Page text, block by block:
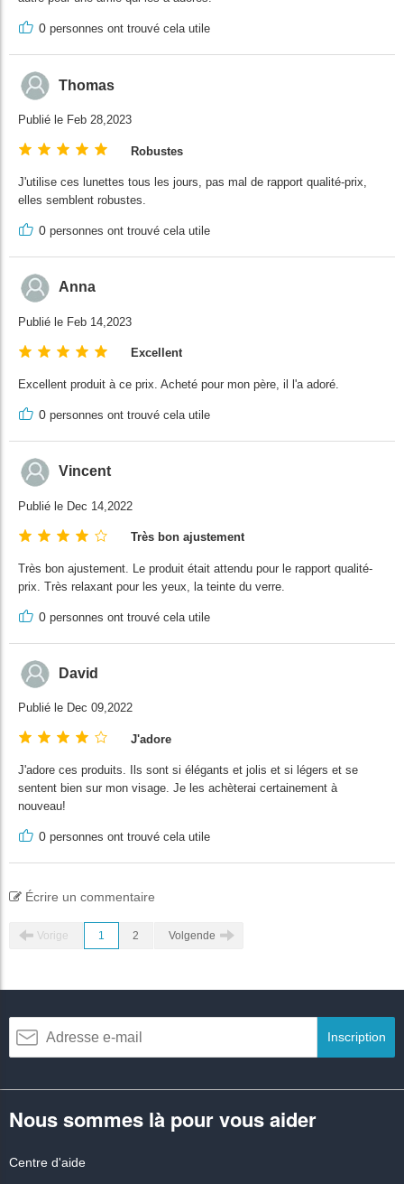
0 personnes ont trouvé cela utile
Thomas
Publié le Feb 28,2023
Robustes
J'utilise ces lunettes tous les jours, pas mal de rapport qualité-prix,
elles semblent robustes.
0 personnes ont trouvé cela utile
Anna
Publié le Feb 14,2023
Excellent
Excellent produit à ce prix. Acheté pour mon père, il l'a adoré.
0 personnes ont trouvé cela utile
Vincent
Publié le Dec 14,2022
Très bon ajustement
Très bon ajustement. Le produit était attendu pour le rapport qualité-
prix. Très relaxant pour les yeux, la teinte du verre.
0 personnes ont trouvé cela utile
David
Publié le Dec 09,2022
J'adore
J'adore ces produits. Ils sont si élégants et jolis et si légers et se
sentent bien sur mon visage. Je les achèterai certainement à
nouveau!
0 personnes ont trouvé cela utile
Écrire un commentaire
Vorige 1 2 Volgende
Inscription
Nous sommes là pour vous aider
Centre d'aide